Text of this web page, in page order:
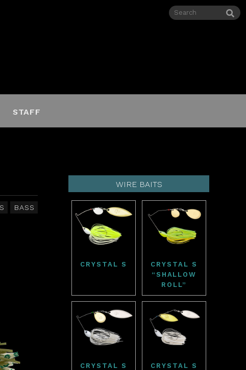
STAFF
BASS
WIRE BAITS
CRYSTAL S
CRYSTAL S
“SHALLOW
ROLL”
CRYSTAL S
CRYSTAL S